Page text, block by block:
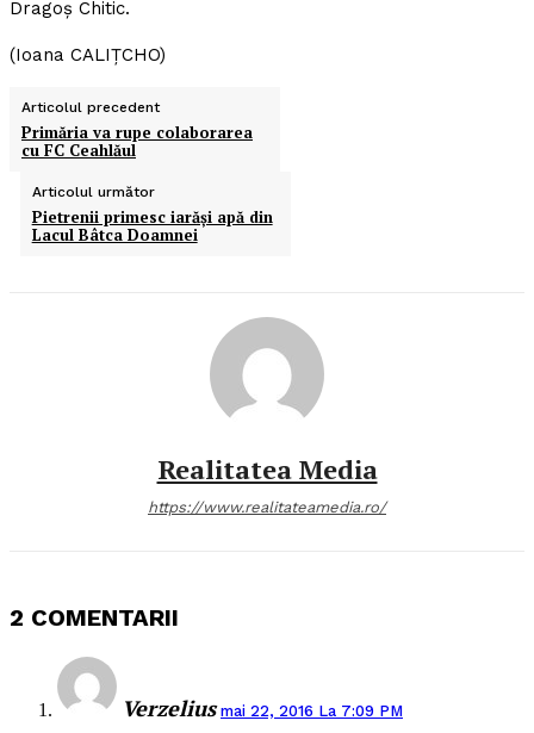
Dragoş Chitic.
(Ioana CALIŢCHO)
Articolul precedent
Primăria va rupe colaborarea
cu FC Ceahlăul
Articolul următor
Pietrenii primesc iarăşi apă din
Lacul Bâtca Doamnei
Realitatea Media
https://www.realitateamedia.ro/
2 COMENTARII
Verzelius mai 22, 2016 La 7:09 PM